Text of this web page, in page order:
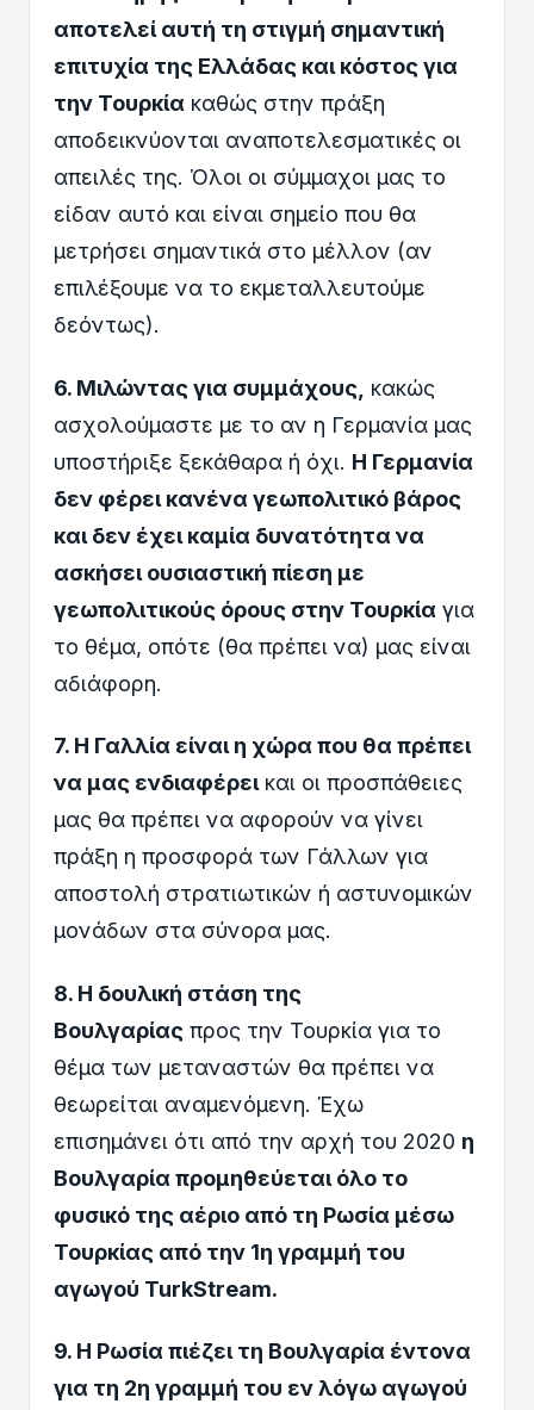
αποτελεί αυτή τη στιγμή σημαντική
επιτυχία της Ελλάδας και κόστος για
την Τουρκία καθώς στην πράξη
αποδεικνύονται αναποτελεσματικές οι
απειλές της. Όλοι οι σύμμαχοι μας το
είδαν αυτό και είναι σημείο που θα
μετρήσει σημαντικά στο μέλλον (αν
επιλέξουμε να το εκμεταλλευτούμε
δεόντως).
6. Μιλώντας για συμμάχους,
κακώς
ασχολούμαστε με το αν η Γερμανία μας
υποστήριξε ξεκάθαρα ή όχι. Η Γερμανία
δεν φέρει κανένα γεωπολιτικό βάρος
και δεν έχει καμία δυνατότητα να
ασκήσει ουσιαστική πίεση με
γεωπολιτικούς όρους στην Τουρκία για
το θέμα, οπότε (θα πρέπει να) μας είναι
αδιάφορη.
7. Η Γαλλία είναι η χώρα που θα πρέπει
να μας ενδιαφέρεικαι οι προσπάθειες
μας θα πρέπει να αφορούν να γίνει
πράξη η προσφορά των Γάλλων για
αποστολή στρατιωτικών ή αστυνομικών
μονάδων στα σύνορα μας.
8. Η δουλική στάση της
Βουλγαρίας προς την Τουρκία για το
θέμα των μεταναστών θα πρέπει να
θεωρείται αναμενόμενη. Έχω
επισημάνει ότι από την αρχή του 2020 η
Βουλγαρία προμηθεύεται όλο το
φυσικό της αέριο από τη Ρωσία μέσω
Τουρκίας από την 1η γραμμή του
αγωγού TurkStream.
9. Η Ρωσία πιέζει τη Βουλγαρία έντονα
για τη 2η γραμμή του εν λόγω αγωγού